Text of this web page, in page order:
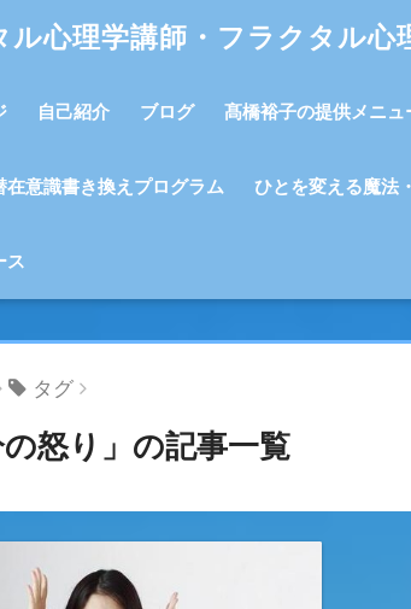
ル心理学講師・フラクタル
自己紹介 ブログ 髙橋裕子の提供メニュ
意識書き換えプログラム ひとを変える魔法
ス
タグ
の怒り」の記事一覧